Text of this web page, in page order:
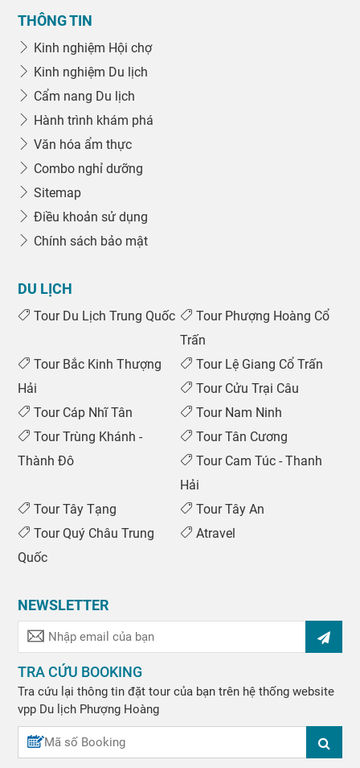
THÔNG TIN
Kinh nghiệm Hội chợ
Kinh nghiệm Du lịch
Cẩm nang Du lịch
Hành trình khám phá
Văn hóa ẩm thực
Combo nghỉ dưỡng
Sitemap
Điều khoản sử dụng
Chính sách bảo mật
DU LỊCH
Tour Du Lịch Trung Quốc
Tour Phượng Hoàng Cổ
Trấn
Tour Bắc Kinh Thượng
Hải
Tour Lệ Giang Cổ Trấn
Tour Cửu Trại Câu
Tour Cáp Nhĩ Tân
Tour Nam Ninh
Tour Trùng Khánh -
Thành Đô
Tour Tân Cương
Tour Cam Túc - Thanh
Hải
Tour Tây Tạng
Tour Tây An
Tour Quý Châu Trung
Quốc
Atravel
NEWSLETTER
TRA CỨU BOOKING
Tra cứu lại thông tin đặt tour của bạn trên hệ thống website
vpp Du lịch Phượng Hoàng